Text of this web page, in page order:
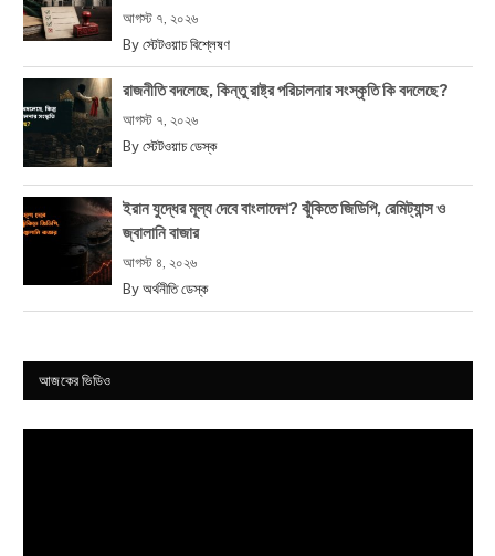
আগস্ট ৭, ২০২৬
By স্টেটওয়াচ বিশ্লেষণ
রাজনীতি বদলেছে, কিন্তু রাষ্ট্র পরিচালনার সংস্কৃতি কি বদলেছে?
আগস্ট ৭, ২০২৬
By স্টেটওয়াচ ডেস্ক
ইরান যুদ্ধের মূল্য দেবে বাংলাদেশ? ঝুঁকিতে জিডিপি, রেমিট্যান্স ও
জ্বালানি বাজার
আগস্ট ৪, ২০২৬
By অর্থনীতি ডেস্ক
আজকের ভিডিও